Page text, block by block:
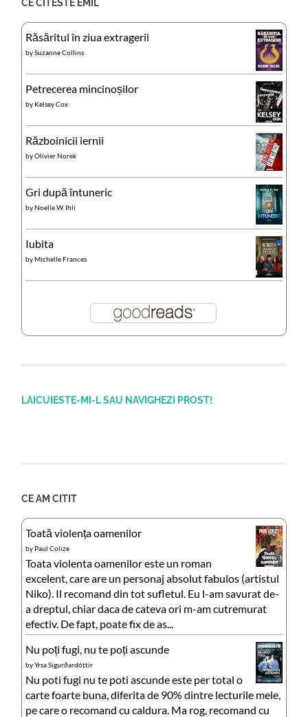
CE CITESTE EMIL
Răsăritul în ziua extragerii
bySuzanne Collins
Petrecerea mincinoșilor
by Kelsey Cox
Războinicii iernii
byOlivier Norek
Gri după întuneric
byNoelle W. Ihli
Iubita
byMichelle Frances
LAICUIESTE-MI-L SAU NAVIGHEZI PROST!
CE AM CITIT
Toată violența oamenilor
by Paul Colize
Toata violenta oamenilor este un roman
excelent, care are un personaj absolut fabulos (artistul
Niko). Il recomand din tot sufletul. Eu l-am savurat de-
a dreptul, chiar daca de cateva ori m-am cutremurat
efectiv. De fapt, poate fix de as...
Nu poți fugi, nu te poți ascunde
byYrsa Sigurðardóttir
Nu poti fugi nu te poti ascunde este per total o
carte foarte buna, diferita de 90% dintre lecturile mele,
pe care o recomand cu caldura. Ma rog, recomand cu